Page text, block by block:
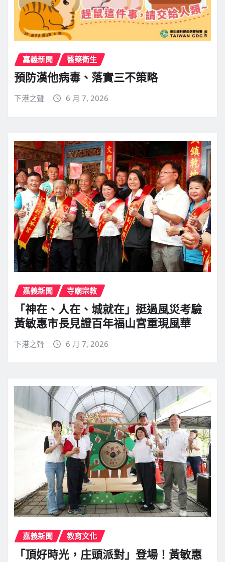
嘉義新聞 醫藥衛生
預防漢他病毒、落實三不策略
下港之聲 6 月 7, 2026
嘉義新聞 寺廟宗教
「神在、人在、城就在」挺過風災考驗
黃敏惠市長見證百年福山宮重現風華
下港之聲 6 月 7, 2026
嘉義新聞 教育文化
「頂好時光，庄頭派對」登場！黃敏惠